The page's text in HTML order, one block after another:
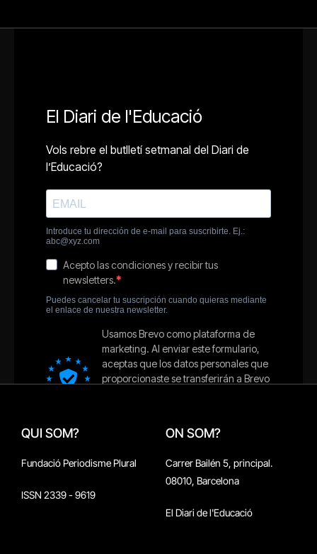
QUI SOM?
Fundació Periodisme Plural
ISSN 2339 - 9619
ON SOM?
Carrer Bailén 5, principal.
08010, Barcelona
El Diari de l'Educació